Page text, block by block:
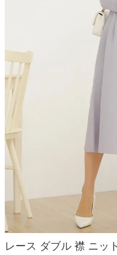
レース ダブル 襟 ニッ